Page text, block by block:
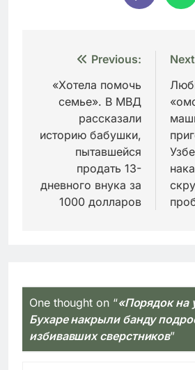
Навигация
по
записям
Previous:
«Хотела помочь
семье». В МВД
рассказали
историю бабушки,
пытавшейся
продать 13-
дневного внука за
1000 долларов
One thought on “«Порядок на
Бухаре накрыли банду
избивавших сверстников”